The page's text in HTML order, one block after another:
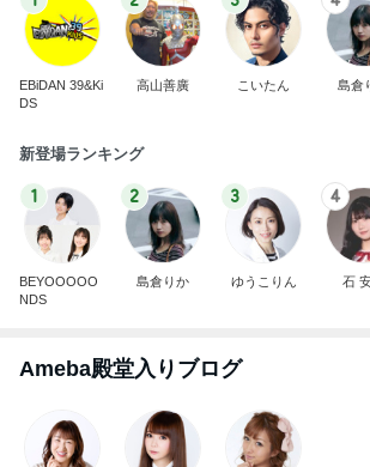
新登場ランキング
1
BEYOOOOO
NDS
2 3 4
Ameba殿堂入りブログ